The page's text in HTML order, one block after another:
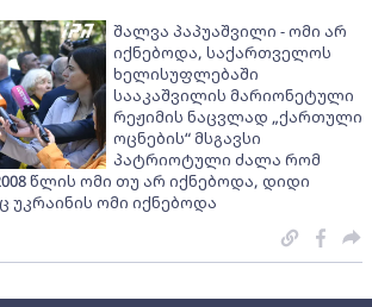
შალვა პაპუაშვილი - ომი არ
იქნებოდა, საქართველოს
ხელისუფლებაში
სააკაშვილის მარიონეტული
რეჟიმის ნაცვლად „ქართული
ოცნების“ მსგავსი
პატრიოტული ძალა რომ
წლის ომი თუ არ იქნებოდა, დიდი
ომი იქნებოდა